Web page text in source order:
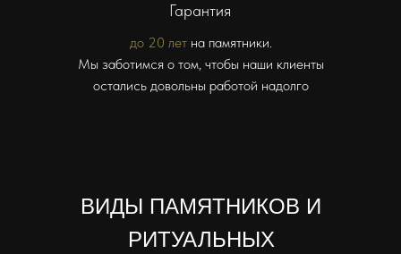
Гарантия
до 20 летна памятники.
Мы заботимся о том, чтобы наши клиенты
остались довольны работой надолго
ВИДЫ ПАМЯТНИКОВ И
РИТУАЛЬНЫХ